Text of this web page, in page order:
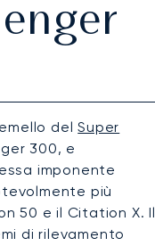
delSuper
300, e
imponente
più
50 e il Citation X. Il
di rilevamento